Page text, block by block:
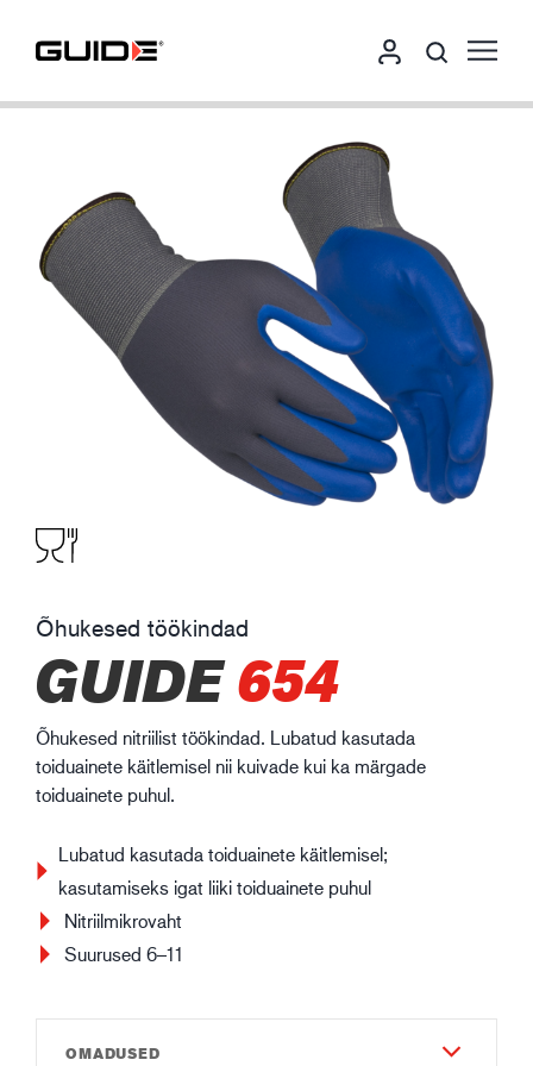
Õhukesed töökindad
GUIDE654
Õhukesed nitriilist töökindad. Lubatud kasutada
toiduainete käitlemisel nii kuivade kui ka märgade
toiduainete puhul.
Lubatud kasutada toiduainete käitlemisel;
kasutamiseks igat liiki toiduainete puhul
Nitriilmikrovaht
Suurused 6–11
OMADUSED